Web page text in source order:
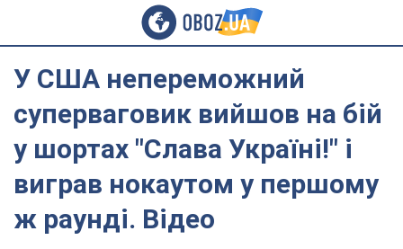
У США непереможний
суперваговик вийшов на бій
у шортах "Слава Україні!" і
виграв нокаутом у першому
ж раунді. Відео